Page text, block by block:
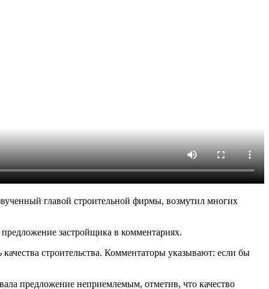
главой строительной фирмы, возмутил многих
застройщика в комментариях.
строительства. Комментаторы указывают: если бы
предложение неприемлемым, отметив, что качество